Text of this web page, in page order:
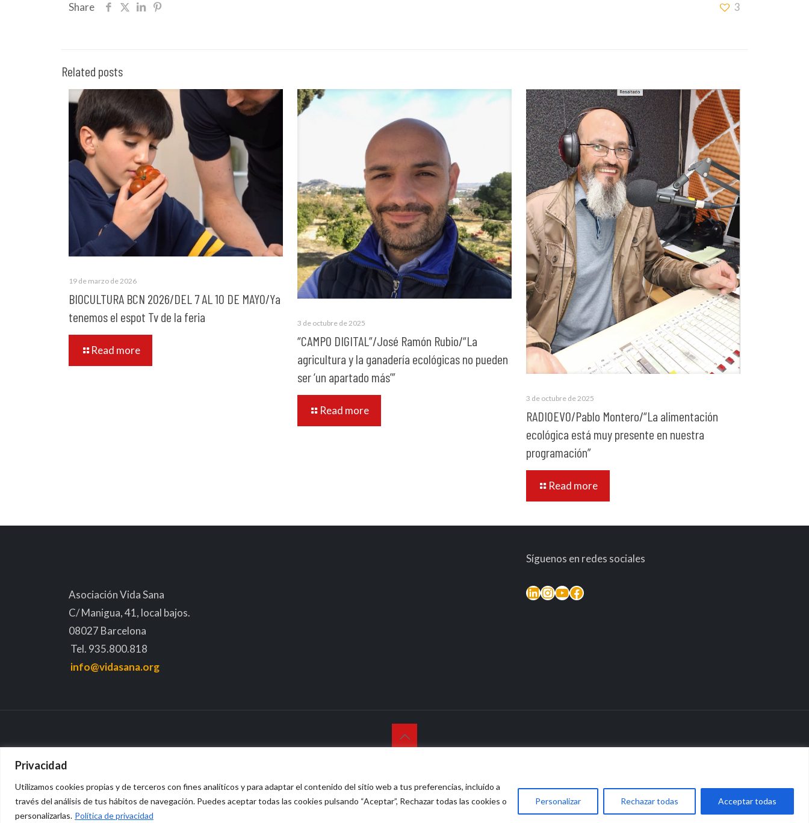
Privacidad
Utilizamos cookies propias y de terceros con fines analíticos y para adaptar el contenido del sitio web a tus preferencias, incluido a
través del análisis de tus hábitos de navegación. Puedes aceptar todas las cookies pulsando “Aceptar”, Rechazar todas las cookies o
personalizarlas. Política de privacidad
Personalizar Rechazar todas Acceptar todas
Share 3
Related posts
19 de marzo de 2026
BIOCULTURA BCN 2026/DEL 7 AL 10 DE MAYO/Ya
tenemos el espot Tv de la feria
Read more
3 de octubre de 2025
“CAMPO DIGITAL”/José Ramón Rubio/“La
agricultura y la ganadería ecológicas no pueden
ser ‘un apartado más’”
Read more
3 de octubre de 2025
RADIOEVO/Pablo Montero/“La alimentación
ecológica está muy presente en nuestra
programación”
Read more
Asociación Vida Sana
C/ Manigua, 41, local bajos.
08027 Barcelona
Tel. 935.800.818
info@vidasana.org
Síguenos en redes sociales
LinkedIn
Instagram
YouTube
Facebook
Aviso legal
Política de privacidad Política de devolución monetaria